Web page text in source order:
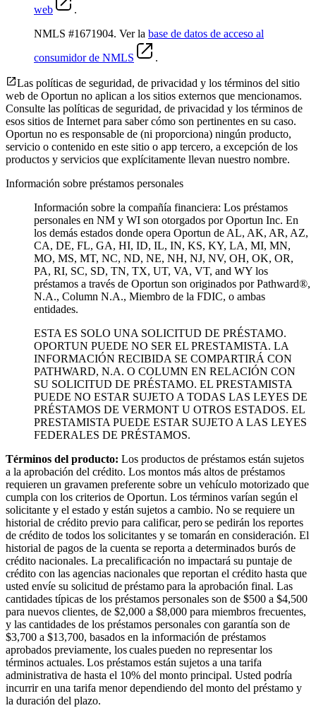
web
.
NMLS #1671904. Ver la base de datos de acceso al
consumidor de NMLS
.
Las políticas de seguridad, de privacidad y los términos del sitio
web de Oportun no aplican a los sitios externos que mencionamos.
Consulte las políticas de seguridad, de privacidad y los términos de
esos sitios de Internet para saber cómo son pertinentes en su caso.
Oportun no es responsable de (ni proporciona) ningún producto,
servicio o contenido en este sitio o app tercero, a excepción de los
productos y servicios que explícitamente llevan nuestro nombre.
Información sobre préstamos personales
Información sobre la compañía financiera: Los préstamos
personales en NM y WI son otorgados por Oportun Inc. En
los demás estados donde opera Oportun de AL, AK, AR, AZ,
CA, DE, FL, GA, HI, ID, IL, IN, KS, KY, LA, MI, MN,
MO, MS, MT, NC, ND, NE, NH, NJ, NV, OH, OK, OR,
PA, RI, SC, SD, TN, TX, UT, VA, VT, and WY los
préstamos a través de Oportun son originados por Pathward®,
N.A., Column N.A., Miembro de la FDIC, o ambas
entidades.
ESTA ES SOLO UNA SOLICITUD DE PRÉSTAMO.
OPORTUN PUEDE NO SER EL PRESTAMISTA. LA
INFORMACIÓN RECIBIDA SE COMPARTIRÁ CON
PATHWARD, N.A. O COLUMN EN RELACIÓN CON
SU SOLICITUD DE PRÉSTAMO. EL PRESTAMISTA
PUEDE NO ESTAR SUJETO A TODAS LAS LEYES DE
PRÉSTAMOS DE VERMONT U OTROS ESTADOS. EL
PRESTAMISTA PUEDE ESTAR SUJETO A LAS LEYES
FEDERALES DE PRÉSTAMOS.
Términos del producto: Los productos de préstamos están sujetos
a la aprobación del crédito. Los montos más altos de préstamos
requieren un gravamen preferente sobre un vehículo motorizado que
cumpla con los criterios de Oportun. Los términos varían según el
solicitante y el estado y están sujetos a cambio. No se requiere un
historial de crédito previo para calificar, pero se pedirán los reportes
de crédito de todos los solicitantes y se tomarán en consideración. El
historial de pagos de la cuenta se reporta a determinados burós de
crédito nacionales. La precalificación no impactará su puntaje de
crédito con las agencias nacionales que reportan el crédito hasta que
usted envíe su solicitud de préstamo para la aprobación final. Las
cantidades típicas de los préstamos personales son de $500 a $4,500
para nuevos clientes, de $2,000 a $8,000 para miembros frecuentes,
y las cantidades de los préstamos personales con garantía son de
$3,700 a $13,700, basados en la información de préstamos
aprobados previamente, los cuales pueden no representar los
términos actuales. Los préstamos están sujetos a una tarifa
administrativa de hasta el 10% del monto principal. Usted podría
incurrir en una tarifa menor dependiendo del monto del préstamo y
la duración del plazo.